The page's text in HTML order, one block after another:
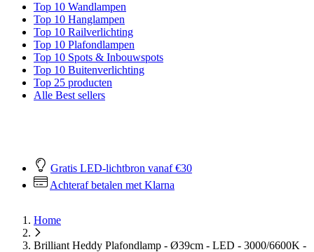
Top 10 Wandlampen
Top 10 Hanglampen
Top 10 Railverlichting
Top 10 Plafondlampen
Top 10 Spots & Inbouwspots
Top 10 Buitenverlichting
Top 25 producten
Alle Best sellers
Gratis LED-lichtbron vanaf €30
Achteraf betalen met Klarna
Home
Brilliant Heddy Plafondlamp - Ø39cm - LED - 3000/6600K -